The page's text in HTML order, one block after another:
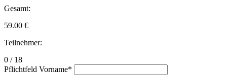
Gesamt:
59.00 €
Teilnehmer:
0 / 18
Pflichtfeld Vorname*